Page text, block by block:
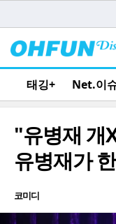
태깅+ Net.이
"유병재 개
유병재가
코미디